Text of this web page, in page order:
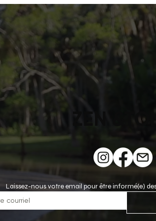
ZEN
Laissez-nous votre email pour être informé(e)